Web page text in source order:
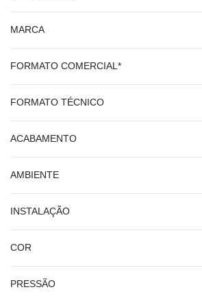
MARCA
FORMATO COMERCIAL*
FORMATO TÉCNICO
ACABAMENTO
AMBIENTE
INSTALAÇÃO
COR
PRESSÃO